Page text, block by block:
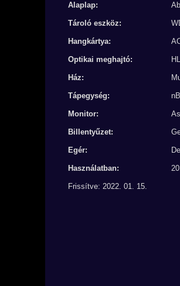
Alaplap:
Tároló eszköz:
Hangkártya:
Optikai meghajtó:
Ház:
Tápegység:
Monitor:
Billentyűzet:
Egér:
Használatban:
Frissítve: 2022. 01. 15.